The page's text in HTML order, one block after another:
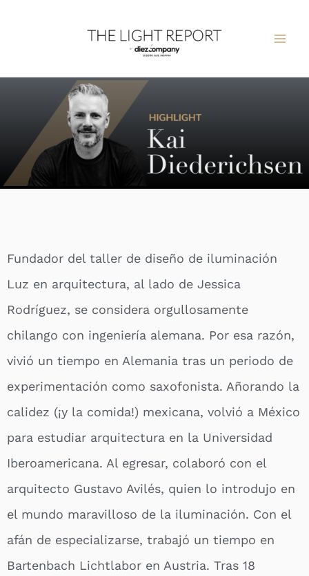
Fundador del taller de diseño de iluminación
Luz en arquitectura, al lado de Jessica
Rodríguez, se considera orgullosamente
chilango con ingeniería alemana. Por esa razón,
vivió un tiempo en Alemania tras un periodo de
experimentación como saxofonista. Añorando la
calidez (¡y la comida!) mexicana, volvió a México
para estudiar arquitectura en la Universidad
Iberoamericana. Al egresar, colaboró con el
arquitecto Gustavo Avilés, quien lo introdujo en
el mundo maravilloso de la iluminación. Con el
afán de especializarse, trabajó un tiempo en
Bartenbach Lichtlabor en Austria. Tras 18